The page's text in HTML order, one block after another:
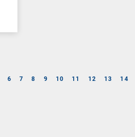
6 7 8 9 10 11 12 13 14